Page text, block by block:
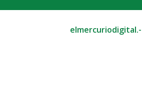
elmercuriodigital.-